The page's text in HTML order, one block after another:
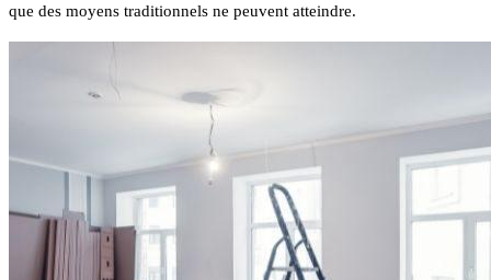
que des moyens traditionnels ne peuvent atteindre.